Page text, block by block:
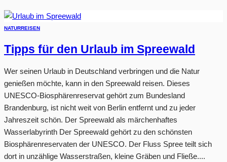
NATURREISEN
Tipps für den Urlaub im Spreewald
Wer seinen Urlaub in Deutschland verbringen und die Natur
genießen möchte, kann in den Spreewald reisen. Dieses
UNESCO-Biosphärenreservat gehört zum Bundesland
Brandenburg, ist nicht weit von Berlin entfernt und zu jeder
Jahreszeit schön. Der Spreewald als märchenhaftes
Wasserlabyrinth Der Spreewald gehört zu den schönsten
Biosphärenreservaten der UNESCO. Der Fluss Spree teilt sich
dort in unzählige Wasserstraßen, kleine Gräben und Fließe....